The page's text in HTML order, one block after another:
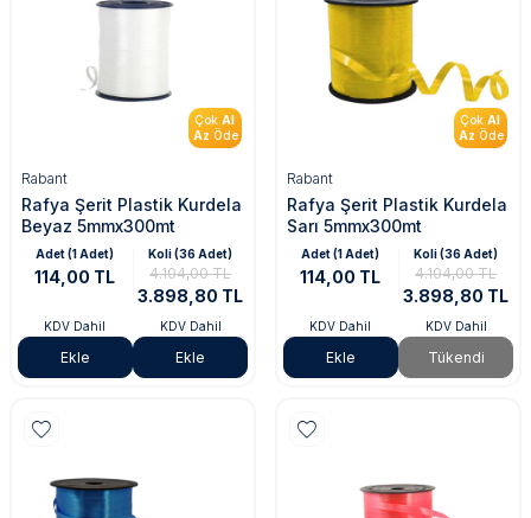
Çok Al
Az Öde
Rabant
Rafya Şerit Plastik Kurdela
Beyaz 5mmx300mt
Adet (1 Adet)
114,00 TL
KDV Dahil
Ekle
Koli (36 Adet)
4.104,00 TL
3.898,80 TL
KDV Dahil
Ekle
Çok Al
Az Öde
Rabant
Rafya Şerit Plastik Kurdela
Sarı 5mmx300mt
Adet (1 Adet)
114,00 TL
KDV Dahil
Ekle
Koli (36 Adet)
4.104,00 TL
3.898,80 TL
KDV Dahil
Tükendi